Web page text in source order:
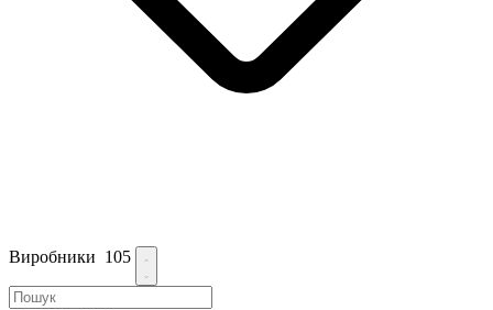
Виробники 105